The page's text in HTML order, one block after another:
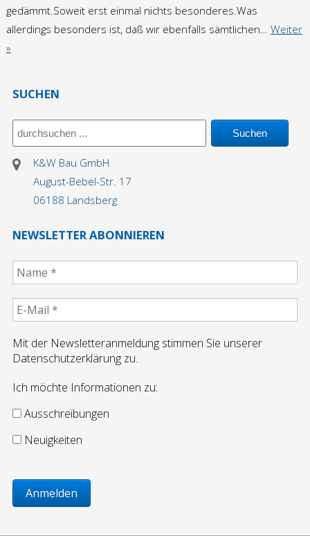
gedämmt.Soweit erst einmal nichts besonderes.Was
allerdings besonders ist, daß wir ebenfalls sämtlichen… Weiter
»
SUCHEN
K&W Bau GmbH
August-Bebel-Str. 17
06188 Landsberg
NEWSLETTER ABONNIEREN
Mit der Newsletteranmeldung stimmen Sie unserer
Datenschutzerklärung zu.
Ich möchte Informationen zu:
Ausschreibungen
Neuigkeiten